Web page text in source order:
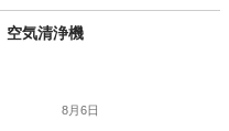
家電
空気清浄機
8月6日